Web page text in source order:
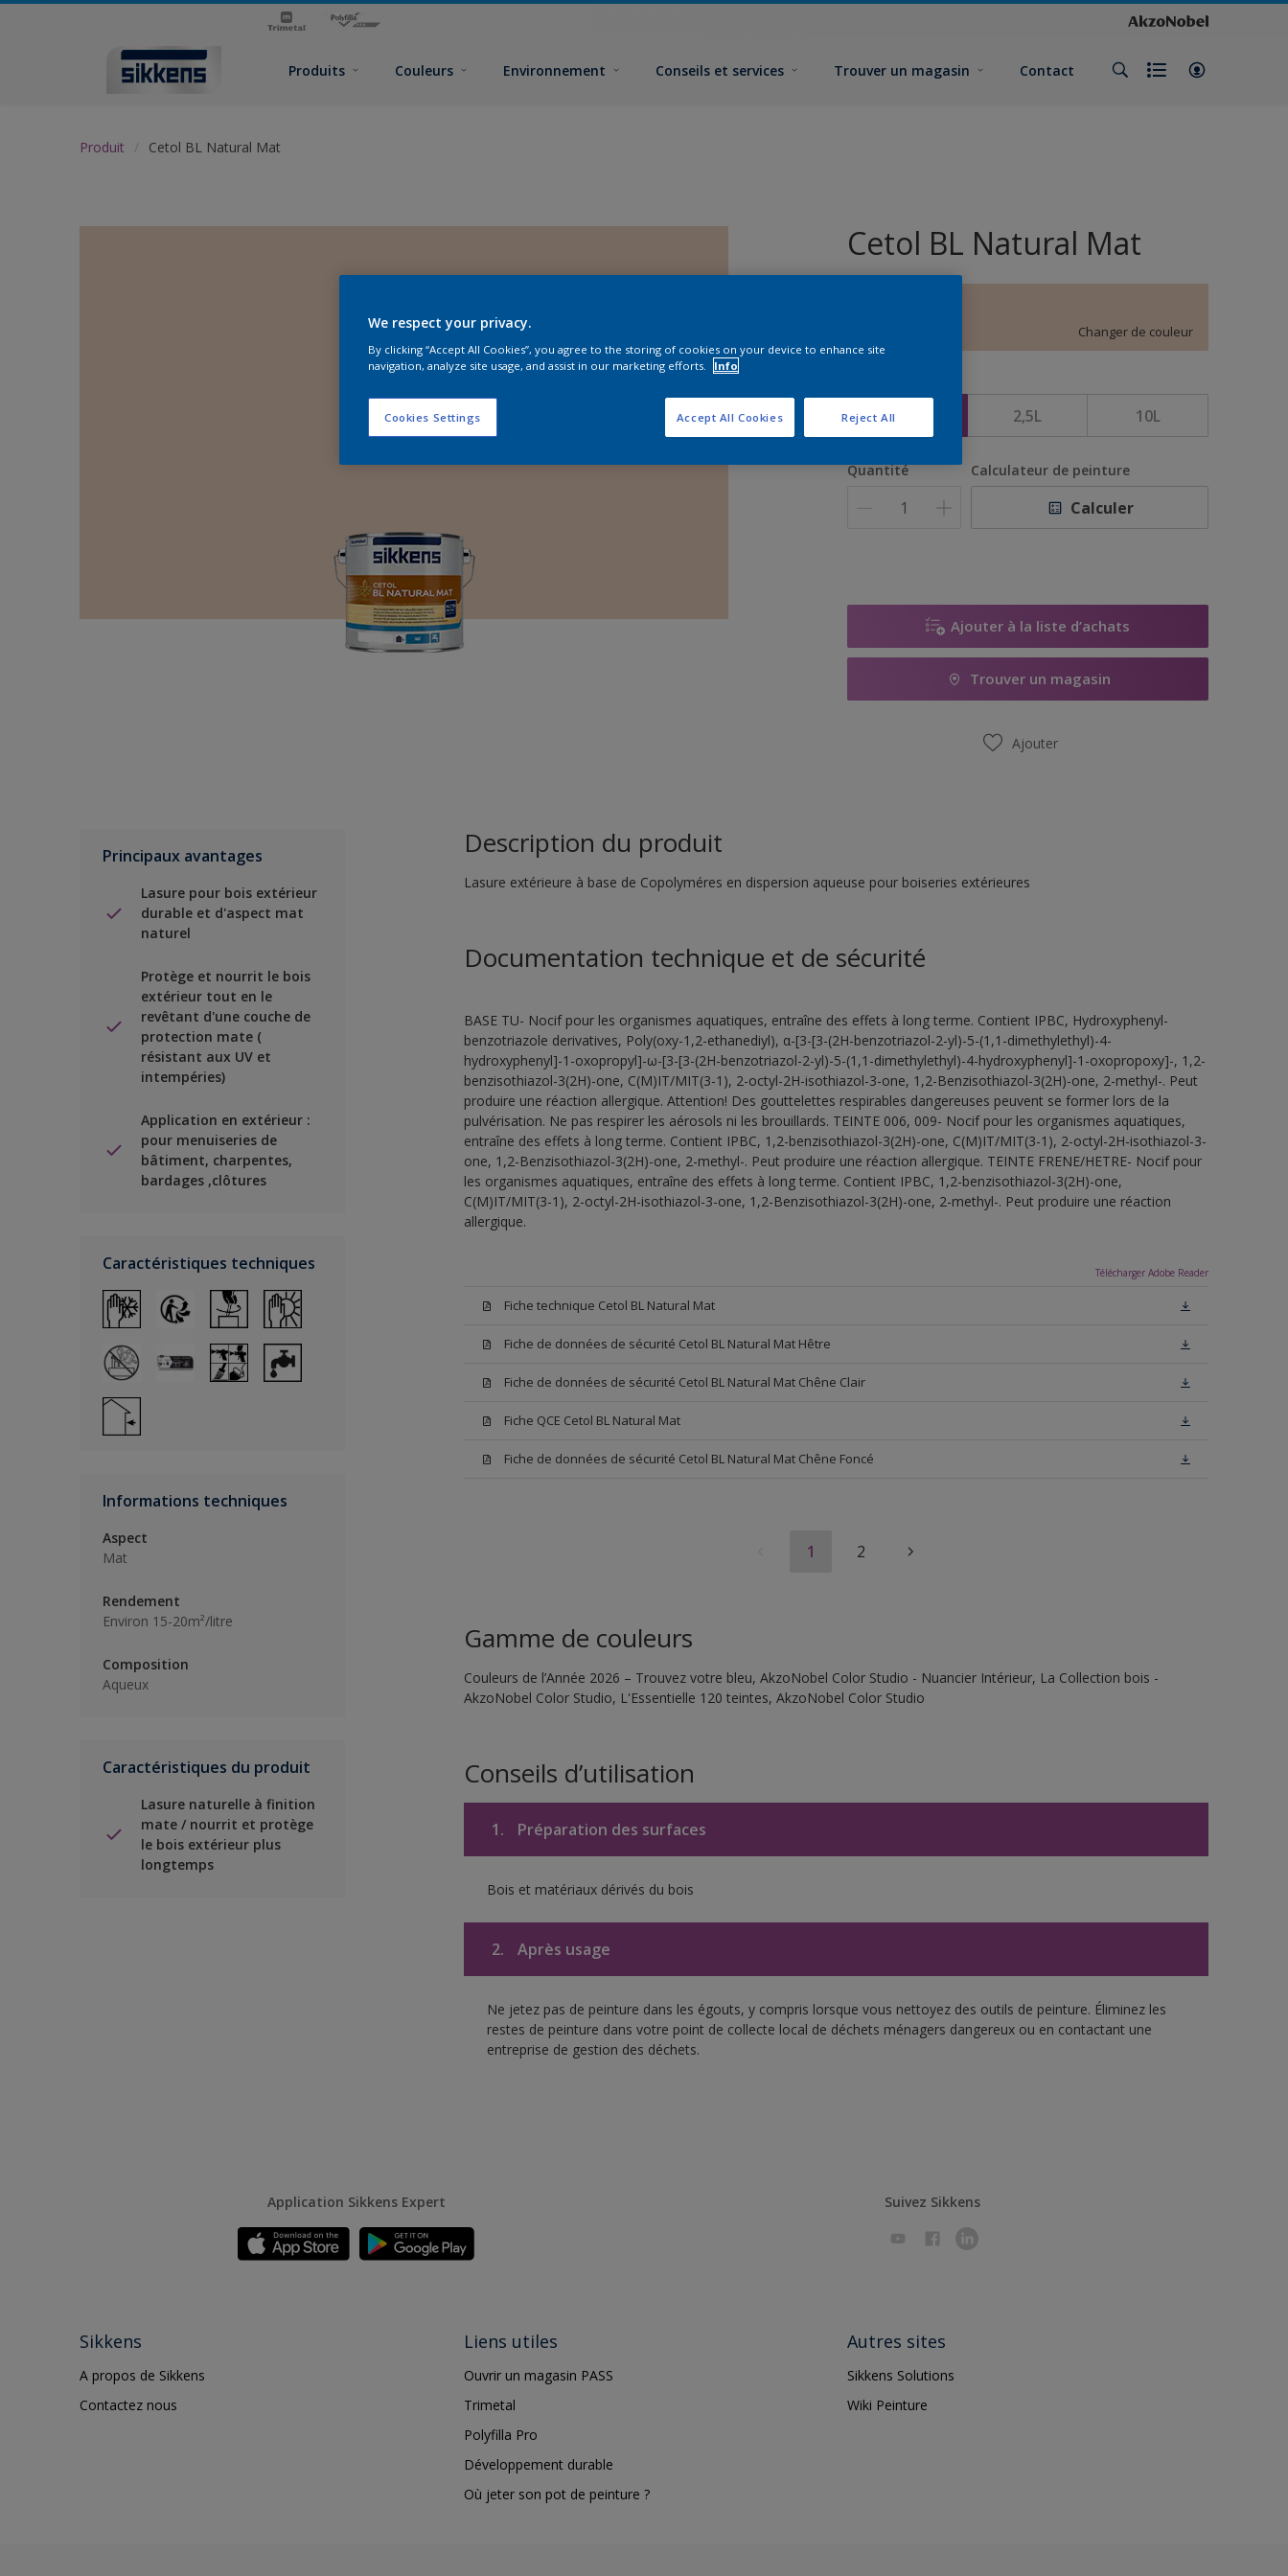
Produits Couleurs Environnement Conseils et services Trouver un magasin Contact
Produit Cetol BL Natural Mat
Cetol BL Natural Mat
Changer de couleur
2,5L 10L
Quantité Calculateur de peinture
Calculer
Ajouter à la liste d’achats
Trouver un magasin
Ajouter
Principaux avantages
Lasure pour bois extérieur
durable et d'aspect mat
naturel
Protège et nourrit le bois
extérieur tout en le
revêtant d'une couche de
protection mate (
résistant aux UV et
intempéries)
Application en extérieur :
pour menuiseries de
bâtiment, charpentes,
bardages ,clôtures
Caractéristiques techniques
Informations techniques
Aspect
Mat
Rendement
Environ 15-20m²/litre
Composition
Aqueux
Caractéristiques du produit
Lasure naturelle à finition
mate / nourrit et protège
le bois extérieur plus
longtemps
Description du produit
Lasure extérieure à base de Copolyméres en dispersion aqueuse pour boiseries extérieures
Documentation technique et de sécurité
BASE TU- Nocif pour les organismes aquatiques, entraîne des effets à long terme. Contient IPBC, Hydroxyphenyl-
benzotriazole derivatives, Poly(oxy-1,2-ethanediyl), α-[3-[3-(2H-benzotriazol-2-yl)-5-(1,1-dimethylethyl)-4-
hydroxyphenyl]-1-oxopropyl]-ω-[3-[3-(2H-benzotriazol-2-yl)-5-(1,1-dimethylethyl)-4-hydroxyphenyl]-1-oxopropoxy]-, 1,2-
benzisothiazol-3(2H)-one, C(M)IT/MIT(3-1), 2-octyl-2H-isothiazol-3-one, 1,2-Benzisothiazol-3(2H)-one, 2-methyl-. Peut
produire une réaction allergique. Attention! Des gouttelettes respirables dangereuses peuvent se former lors de la
pulvérisation. Ne pas respirer les aérosols ni les brouillards. TEINTE 006, 009- Nocif pour les organismes aquatiques,
entraîne des effets à long terme. Contient IPBC, 1,2-benzisothiazol-3(2H)-one, C(M)IT/MIT(3-1), 2-octyl-2H-isothiazol-3-
one, 1,2-Benzisothiazol-3(2H)-one, 2-methyl-. Peut produire une réaction allergique. TEINTE FRENE/HETRE- Nocif pour
les organismes aquatiques, entraîne des effets à long terme. Contient IPBC, 1,2-benzisothiazol-3(2H)-one,
C(M)IT/MIT(3-1), 2-octyl-2H-isothiazol-3-one, 1,2-Benzisothiazol-3(2H)-one, 2-methyl-. Peut produire une réaction
allergique.
Télécharger Adobe Reader
Fiche technique Cetol BL Natural Mat
Fiche de données de sécurité Cetol BL Natural Mat Hêtre
Fiche de données de sécurité Cetol BL Natural Mat Chêne Clair
Fiche QCE Cetol BL Natural Mat
Fiche de données de sécurité Cetol BL Natural Mat Chêne Foncé
1 2
Gamme de couleurs
Couleurs de l’Année 2026 – Trouvez votre bleu, AkzoNobel Color Studio - Nuancier Intérieur, La Collection bois -
AkzoNobel Color Studio, L'Essentielle 120 teintes, AkzoNobel Color Studio
Conseils d’utilisation
1. Préparation des surfaces
Bois et matériaux dérivés du bois
2. Après usage
Ne jetez pas de peinture dans les égouts, y compris lorsque vous nettoyez des outils de peinture. Éliminez les
restes de peinture dans votre point de collecte local de déchets ménagers dangereux ou en contactant une
entreprise de gestion des déchets.
Application Sikkens Expert Suivez Sikkens
Sikkens
A propos de Sikkens
Contactez nous
Liens utiles
Ouvrir un magasin PASS
Trimetal
Polyfilla Pro
Développement durable
Où jeter son pot de peinture ?
Autres sites
Sikkens Solutions
Wiki Peinture
We respect your privacy.
By clicking “Accept All Cookies”, you agree to the storing of cookies on your device to enhance site
navigation, analyze site usage, and assist in our marketing efforts.
Info
Cookies Settings Reject All
Accept All Cookies